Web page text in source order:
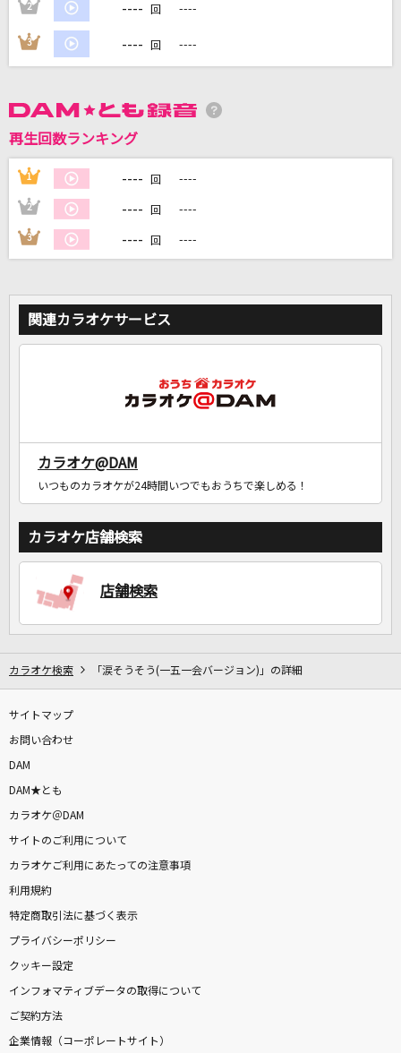
自宅でカラオケ歌い放題！
2 ---- 回 ----
3 ---- 回 ----
再生回数ランキング
1 ---- 回 ----
2 ---- 回 ----
3 ---- 回 ----
関連カラオケサービス
カラオケ@DAM
いつものカラオケが24時間いつでもおうちで楽しめる！
カラオケ店舗検索
店舗検索
カラオケ検索 「涙そうそう(一五一会バージョン)」の詳細
サイトマップ
お問い合わせ
DAM
DAM★とも
カラオケ＠DAM
サイトのご利用について
カラオケご利用にあたっての注意事項
利用規約
特定商取引法に基づく表示
プライバシーポリシー
クッキー設定
インフォマティブデータの取得について
ご契約方法
企業情報（コーポレートサイト）